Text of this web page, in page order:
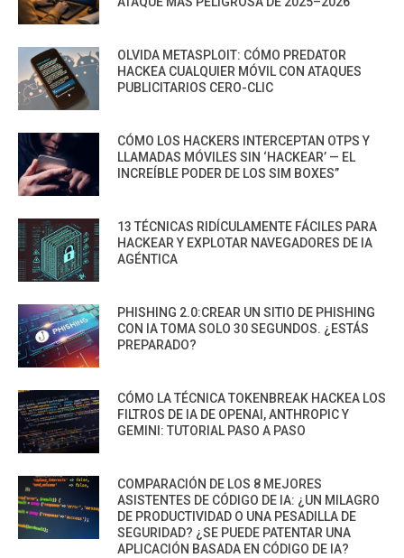
OLVIDA METASPLOIT: CÓMO PREDATOR
HACKEA CUALQUIER MÓVIL CON ATAQUES
PUBLICITARIOS CERO-CLIC
CÓMO LOS HACKERS INTERCEPTAN OTPS Y
LLAMADAS MÓVILES SIN ‘HACKEAR’ — EL
INCREÍBLE PODER DE LOS SIM BOXES”
13 TÉCNICAS RIDÍCULAMENTE FÁCILES PARA
HACKEAR Y EXPLOTAR NAVEGADORES DE IA
AGÉNTICA
PHISHING 2.0:CREAR UN SITIO DE PHISHING
CON IA TOMA SOLO 30 SEGUNDOS. ¿ESTÁS
PREPARADO?
CÓMO LA TÉCNICA TOKENBREAK HACKEA LOS
FILTROS DE IA DE OPENAI, ANTHROPIC Y
GEMINI: TUTORIAL PASO A PASO
COMPARACIÓN DE LOS 8 MEJORES
ASISTENTES DE CÓDIGO DE IA: ¿UN MILAGRO
DE PRODUCTIVIDAD O UNA PESADILLA DE
SEGURIDAD? ¿SE PUEDE PATENTAR UNA
APLICACIÓN BASADA EN CÓDIGO DE IA?